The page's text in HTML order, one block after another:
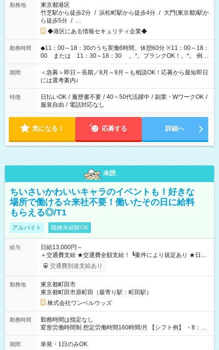
勤務地
東京都港区
竹芝駅から徒歩2分 / 浜松町駅から徒歩4分 / 大門(東京都)駅か
ら徒歩5分 / …
◆港区にある情報セキュリティ企業◆
勤務時間
◆11：00～18：30のうち実働6時間、休憩60分 ※11：00～18：
00 または 11：30～18：30 。*。ブランクOK！。*。 例え
ば前職が、 在宅/財団法人/事務/コールセンター/受付/販売/カフェ
スタッフ スイーツ販売/ホテルフロント/化粧品販売/など 様々な
業界から入社して活躍されています♪
期間
＜急募＞即日～長期／8月～9月～も相談OK！応募から最短即日
には選考案内♪
特徴 日払いOK / 履歴書不要 / 40～50代活躍中 / 副業・WワークOK /
服装自由 / 電話対応なし
気になる！ 応募する 詳細へ
未読
ちいさいかわいいキャラのイベントも！好きな
場所で働ける☆来社不要！働いたその日に給料
もらえる◎/T1
アルバイト 職種未経験OK
給与
日給13,000円～
＋交通費支給 ★交通費全額支給！ ┗案件により規定あり ★日払
いOK！（規定あり） ┗働いたその日に現金GET♪ お仕事後はコ
ンビニATMから 日払い分を引き落とせます！ 【試用期間】試
交通費別途支給あり
勤務地
東京都町田市
東京都町田市原町田（最寄り駅：町田駅）
株式会社ワンベルウッズ
勤務時間
勤務時間は指定なし
変形労働時間制 想定労働時間160時間/月 【シフト例】 ・8：00
～21：00
期間 単発・1日のみOK